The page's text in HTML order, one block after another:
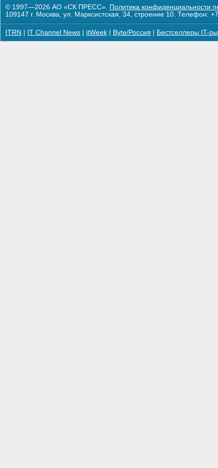
© 1997—2026 АО «СК ПРЕСС». Политика конфиденциальности
109147 г. Москва, ул. Марксистская, 34, строение 10. Телефон:
ITRN IT Channel News itWeek Byte/Россия Бестселлеры IT-